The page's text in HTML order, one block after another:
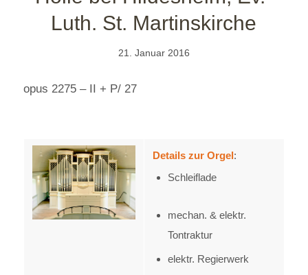
Luth. St. Martinskirche
21. Januar 2016
opus 2275 – II + P/ 27
Details zur Orgel:
Schleiflade
mechan. & elektr.
Tontraktur
elektr. Regierwerk